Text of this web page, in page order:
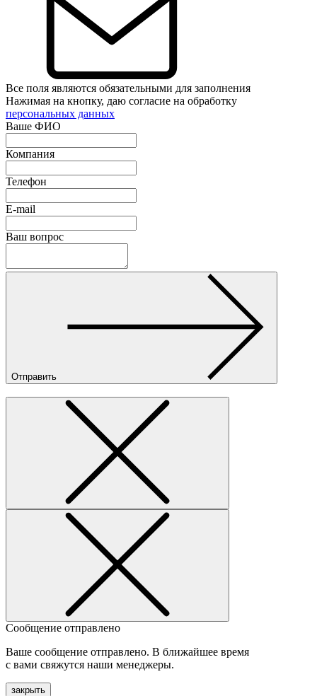
Все поля являются обязательными для заполнения
Нажимая на кнопку, даю согласие на обработку
персональных данных
Ваше ФИО
Компания
Телефон
E-mail
Ваш вопрос
Отправить
Сообщение отправлено
Ваше сообщение отправлено. В ближайшее время
с вами свяжутся наши менеджеры.
закрыть